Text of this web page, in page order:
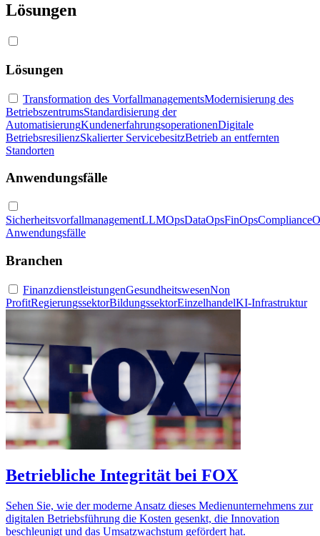
Lösungen
Lösungen
Transformation des VorfallmanagementsModernisierung des
BetriebszentrumsStandardisierung der
AutomatisierungKundenerfahrungsoperationenDigitale
BetriebsresilienzSkalierter ServicebesitzBetrieb an entfernten
Standorten
Anwendungsfälle
SicherheitsvorfallmanagementLLMOpsDataOpsFinOps
Anwendungsfälle
Branchen
FinanzdienstleistungenGesundheitswesenNon
ProfitRegierungssektorBildungssektorEinzelhandelKI-Infrastruktur
Betriebliche Integrität bei FOX
Sehen Sie, wie der moderne Ansatz dieses Medienunternehmens zur
digitalen Betriebsführung die Kosten gesenkt, die Innovation
beschleunigt und das Umsatzwachstum gefördert hat.